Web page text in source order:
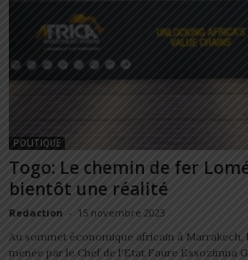
POLITIQUE
Togo: Le chemin de fer
bientôt une réalité
Redaction - 15 novembre 2023
Au sommet économique africain à Marrakech,
menée par le Chef de l'Etat Faure Essozimna